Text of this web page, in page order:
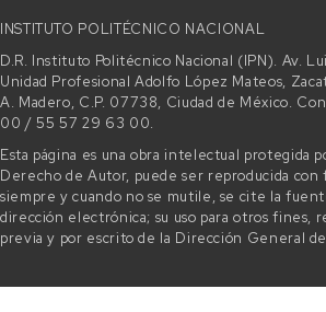
INSTITUTO POLITÉCNICO NACIONAL
D.R. Instituto Politécnico Nacional (IPN). Av.
Unidad Profesional Adolfo López Mateos,
A. Madero, C.P. 07738, Ciudad de México.
00 / 55 57 29 63 00.
Esta página es una obra intelectual protegida
Derecho de Autor, puede ser reproducida con
siempre y cuando no se mutile, se cite la
dirección electrónica; su uso para otros fines,
previa y por escrito de la Dirección General